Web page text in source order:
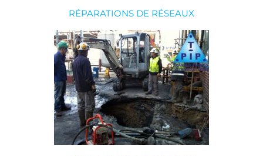
RÉPARATIONS DE RÉSEAUX